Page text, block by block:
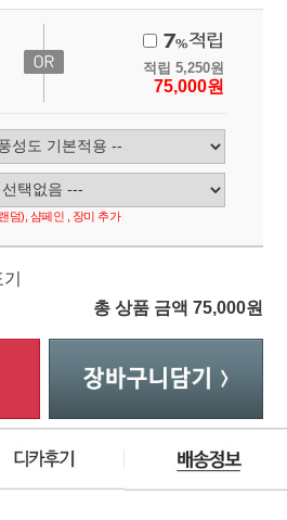
적립 5,250원
75,000원
덤), 샴페인 , 장미 추가
총 상품 금액 75,000원